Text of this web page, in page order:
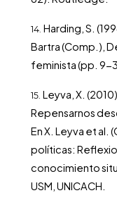
Harding, S.
Bartra (Comp.),
feminista (pp. 9-
Leyva, X.
Repensarnos
En X. Leyva et
políticas:
conocimiento
USM, UNICACH.